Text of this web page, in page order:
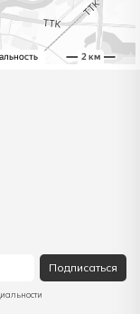
Подписаться